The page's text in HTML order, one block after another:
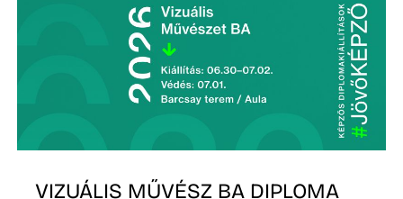
VIZUÁLIS MŰVÉSZ BA DIPLOMA